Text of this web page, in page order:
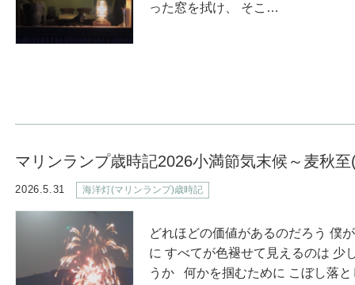
った窓を拭け、 そこ…
マリンランプ歳時記2026小満節気末候～麦秋
2026.5.31 海洋灯(マリンランプ)歳時記
どれほどの価値があるのだろう 僕
に すべてが色褪せて見えるのは 少
うか 何かを掴むために こぼし落